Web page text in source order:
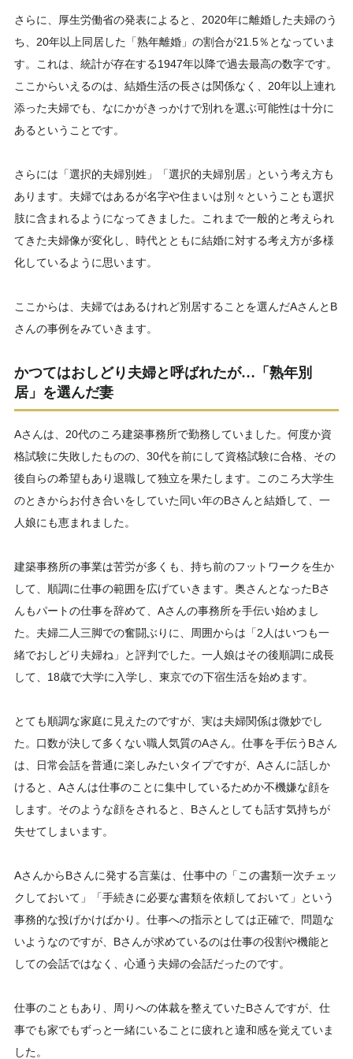
さらに、厚生労働省の発表によると、2020年に離婚した夫婦のう
ち、20年以上同居した「熟年離婚」の割合が21.5％となっていま
す。これは、統計が存在する1947年以降で過去最高の数字です。
ここからいえるのは、結婚生活の長さは関係なく、20年以上連れ
添った夫婦でも、なにかがきっかけで別れを選ぶ可能性は十分に
あるということです。
さらには「選択的夫婦別姓」「選択的夫婦別居」という考え方も
あります。夫婦ではあるが名字や住まいは別々ということも選択
肢に含まれるようになってきました。これまで一般的と考えられ
てきた夫婦像が変化し、時代とともに結婚に対する考え方が多様
化しているように思います。
ここからは、夫婦ではあるけれど別居することを選んだAさんとB
さんの事例をみていきます。
かつてはおしどり夫婦と呼ばれたが…「熟年別
居」を選んだ妻
Aさんは、20代のころ建築事務所で勤務していました。何度か資
格試験に失敗したものの、30代を前にして資格試験に合格、その
後自らの希望もあり退職して独立を果たします。このころ大学生
のときからお付き合いをしていた同い年のBさんと結婚して、一
人娘にも恵まれました。
建築事務所の事業は苦労が多くも、持ち前のフットワークを生か
して、順調に仕事の範囲を広げていきます。奥さんとなったBさ
んもパートの仕事を辞めて、Aさんの事務所を手伝い始めまし
た。夫婦二人三脚での奮闘ぶりに、周囲からは「2人はいつも一
緒でおしどり夫婦ね」と評判でした。一人娘はその後順調に成長
して、18歳で大学に入学し、東京での下宿生活を始めます。
とても順調な家庭に見えたのですが、実は夫婦関係は微妙でし
た。口数が決して多くない職人気質のAさん。仕事を手伝うBさん
は、日常会話を普通に楽しみたいタイプですが、Aさんに話しか
けると、Aさんは仕事のことに集中しているためか不機嫌な顔を
します。そのような顔をされると、Bさんとしても話す気持ちが
失せてしまいます。
AさんからBさんに発する言葉は、仕事中の「この書類一次チェッ
クしておいて」「手続きに必要な書類を依頼しておいて」という
事務的な投げかけばかり。仕事への指示としては正確で、問題な
いようなのですが、Bさんが求めているのは仕事の役割や機能と
しての会話ではなく、心通う夫婦の会話だったのです。
仕事のこともあり、周りへの体裁を整えていたBさんですが、仕
事でも家でもずっと一緒にいることに疲れと違和感を覚えていま
した。